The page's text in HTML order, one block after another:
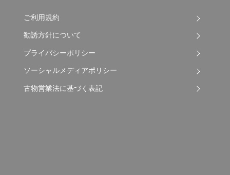
ご利用規約
勧誘方針について
プライバシーポリシー
ソーシャルメディアポリシー
古物営業法に基づく表記